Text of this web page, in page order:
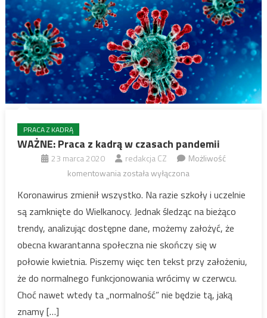
PRACA Z KADRĄ
WAŻNE: Praca z kadrą w czasach pandemii
23 marca 2020 redakcja CZ
Możliwość
komentowaniaWAŻNE:
z
kadrą
w
czasach
pandemii
została wyłączona
Koronawirus zmienił wszystko. Na razie szkoły i uczelnie
są zamknięte do Wielkanocy. Jednak śledząc na bieżąco
trendy, analizując dostępne dane, możemy założyć, że
obecna kwarantanna społeczna nie skończy się w
połowie kwietnia. Piszemy więc ten tekst przy założeniu,
że do normalnego funkcjonowania wrócimy w czerwcu.
Choć nawet wtedy ta „normalność” nie będzie tą, jaką
znamy […]